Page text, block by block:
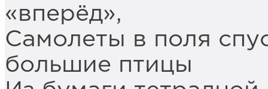
«вперёд»,
Самолеты в поля
большие птицы